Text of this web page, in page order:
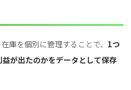
庫を個別に管理することで、 1つ
が出たのかをデータとして保存